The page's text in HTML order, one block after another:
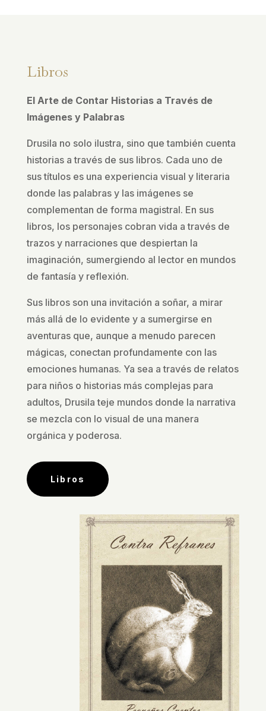
Libros
El Arte de Contar Historias a Través de
Imágenes y Palabras
Drusila no solo ilustra, sino que también cuenta
historias a través de sus libros. Cada uno de
sus títulos es una experiencia visual y literaria
donde las palabras y las imágenes se
complementan de forma magistral. En sus
libros, los personajes cobran vida a través de
trazos y narraciones que despiertan la
imaginación, sumergiendo al lector en mundos
de fantasía y reflexión.
Sus libros son una invitación a soñar, a mirar
más allá de lo evidente y a sumergirse en
aventuras que, aunque a menudo parecen
mágicas, conectan profundamente con las
emociones humanas. Ya sea a través de relatos
para niños o historias más complejas para
adultos, Drusila teje mundos donde la narrativa
se mezcla con lo visual de una manera
orgánica y poderosa.
Libros